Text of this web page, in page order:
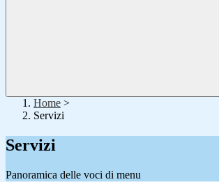
Home >
Servizi
Servizi
Panoramica delle voci di menu